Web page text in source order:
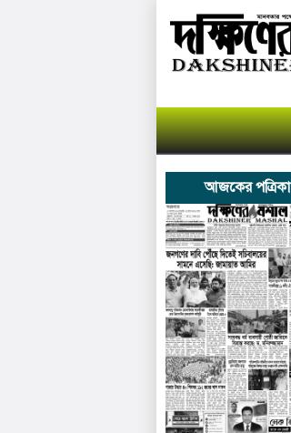
আজকের পত্রিকা